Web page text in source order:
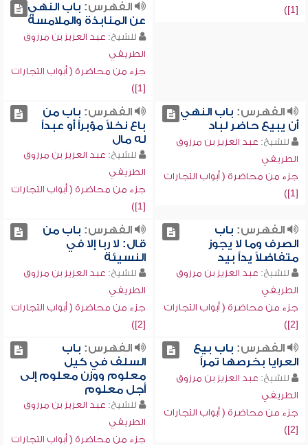
[1])
الفهرس: باب النهي
عن المنابذة والملامسة
للشيخ: عبد العزيز بن مرزوق
الطريفي
جزء من محاضرة ( أبواب التجارات
[1])
الفهرس: باب النهي
أن يبيع حاضر لباد
للشيخ: عبد العزيز بن مرزوق
الطريفي
جزء من محاضرة ( أبواب التجارات
[1])
الفهرس: باب من
باع نخلاً مؤبراً أو عبداً
له مال
للشيخ: عبد العزيز بن مرزوق
الطريفي
جزء من محاضرة ( أبواب التجارات
[1])
الفهرس: باب
الصرف وما لا يجوز
متفاضلاً يداً بيد
للشيخ: عبد العزيز بن مرزوق
الطريفي
جزء من محاضرة ( أبواب التجارات
[2])
الفهرس: باب من
قال: لا ربا إلا في
النسيئة
للشيخ: عبد العزيز بن مرزوق
الطريفي
جزء من محاضرة ( أبواب التجارات
[2])
الفهرس: باب بيع
العرايا بخرصها تمراً
للشيخ: عبد العزيز بن مرزوق
الطريفي
جزء من محاضرة ( أبواب التجارات
[2])
الفهرس: باب
السلف في كيل
معلوم ووزن معلوم إلى
أجل معلوم
للشيخ: عبد العزيز بن مرزوق
الطريفي
جزء من محاضرة ( أبواب التجارات